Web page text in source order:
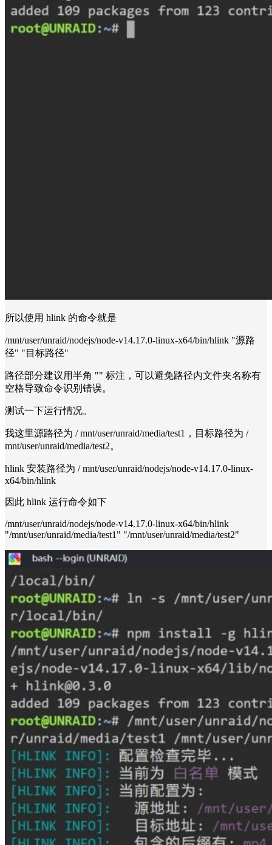
所以使用 hlink 的命令就是
/mnt/user/unraid/nodejs/node-v14.17.0-linux-x64/bin/hlink "源路
径" "目标路径"
路径部分建议用半角 "" 标注，可以避免路径内文件夹名称有
空格导致命令识别错误。
测试一下运行情况。
我这里源路径为 / mnt/user/unraid/media/test1，目标路径为 /
mnt/user/unraid/media/test2。
hlink 安装路径为 / mnt/user/unraid/nodejs/node-v14.17.0-linux-
x64/bin/hlink
因此 hlink 运行命令如下
/mnt/user/unraid/nodejs/node-v14.17.0-linux-x64/bin/hlink
"/mnt/user/unraid/media/test1" "/mnt/user/unraid/media/test2"